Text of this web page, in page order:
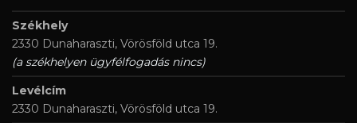
Székhely
2330 Dunaharaszti, Vörösföld utca 19.
(a székhelyen ügyfélfogadás nincs)
Levélcím
2330 Dunaharaszti, Vörösföld utca 19.